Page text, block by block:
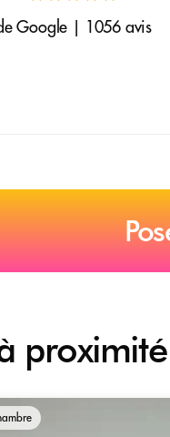
Google | 1056 avis
proximité